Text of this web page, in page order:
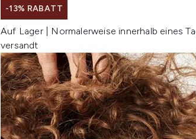
-13% RABATT
Auf Lager | Normalerweise innerhalb eines
versandt